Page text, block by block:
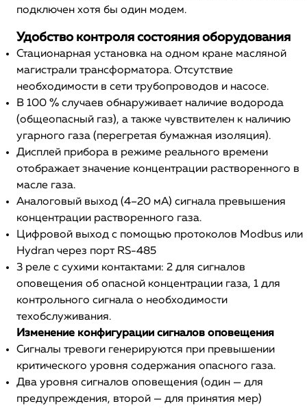
подключен хотя бы один модем.
Удобство контроля состояния оборудования
Стационарная установка на одном кране масляной
магистрали трансформатора. Отсутствие
необходимости в сети трубопроводов и насосе.
В 100 % случаев обнаруживает наличие водорода
(общеопасный газ), а также чувствителен к наличию
угарного газа (перегретая бумажная изоляция).
Дисплей прибора в режиме реального времени
отображает значение концентрации растворенного в
масле газа.
Аналоговый выход (4–20 мА) сигнала превышения
концентрации растворенного газа.
Цифровой выход с помощью протоколов Modbus или
Hydran через порт RS-485
3 реле с сухими контактами: 2 для сигналов
оповещения об опасной концентрации газа, 1 для
контрольного сигнала о необходимости
техобслуживания.
Изменение конфигурации сигналов оповещения
Сигналы тревоги генерируются при превышении
критического уровня содержания опасного газа.
Два уровня сигналов оповещения (один — для
предупреждения, второй — для принятия мер)